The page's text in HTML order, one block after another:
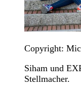
Copyright:
Siham und
Stellmacher.